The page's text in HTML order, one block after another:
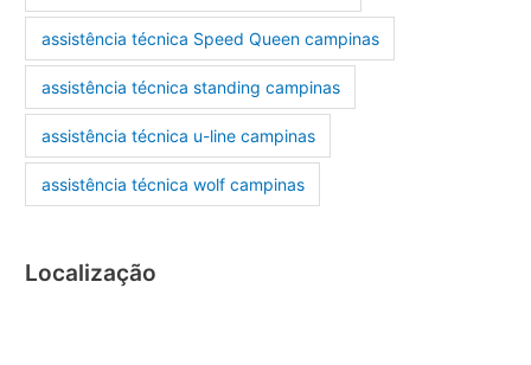
assistência técnica Speed Queen campinas
assistência técnica standing campinas
assistência técnica u-line campinas
assistência técnica wolf campinas
Localização